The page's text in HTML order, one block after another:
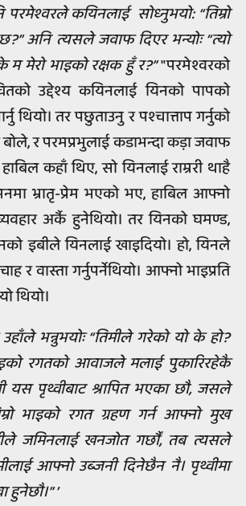
परमेश्वरले कयिनलाई सोध्‍नुभयो: “तिम्रो
अनि त्यसले जवाफ दिएर भन्योः “त्यो
मेरो भाइको रक्षक हुँ र?”"परमेश्वरको
उद्देश्य कयिनलाई यिनको पापको
थियो। तर पछुताउनु र पश्चात्ताप गर्नुको
र परमप्रभुलाई कडाभन्दा कड़ा जवाफ
कहाँ थिए, सो यिनलाई राम्ररी थाहै
भ्रातृ-प्रेम भएको भए, हाबिल आफ्नो
अर्कै हुनेथियो। तर यिनको घमण्ड,
इबीले यिनलाई खाइदियो। हो, यिनले
र वास्ता गर्नुपर्नेथियो। आफ्नो भाइप्रति
थियो।
भन्नुभयोः “तिमीले गरेको यो के हो?
रगतको आवाजले मलाई पुकारिरहेकै
यस पृथ्वीबाट श्रापित भएका छौ, जसले
भाइको रगत ग्रहण गर्न आफ्नो मुख
जमिनलाई खनजोत गर्छौं, तब त्यसले
आफ्नो उब्जनी दिनेछैन नै। पृथ्वीमा
हुनेछौ।” ’